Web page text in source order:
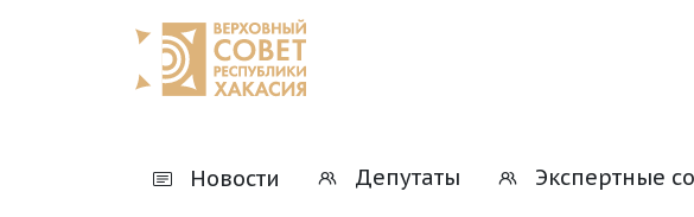
Новости Депутаты Экспертные